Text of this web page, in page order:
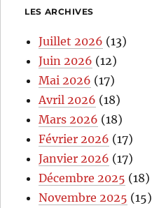
LES ARCHIVES
Juillet 2026 (13)
Juin 2026 (12)
Mai 2026 (17)
Avril 2026 (18)
Mars 2026 (18)
Février 2026 (17)
Janvier 2026 (17)
Décembre 2025 (18)
Novembre 2025 (15)